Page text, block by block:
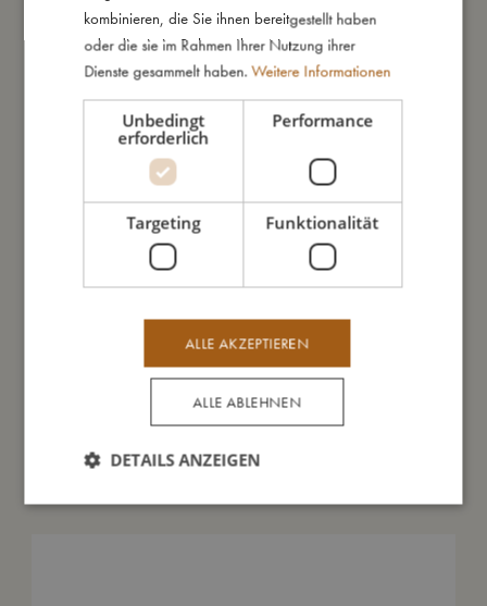
– Hergestellt aus 100 % Neopren
– Empfohlenes Alter: ab 6 Monaten
So groß bin ich
Daraus bin ich gemacht
So kannst Du mich pflegen
Das könnte dir auch gefallen
kombinieren, die Sie ihnen bereitgestellt haben
oder die sie im Rahmen Ihrer Nutzung ihrer
Dienste gesammelt haben. Weitere Informationen
Unbedingt
erforderlich
Performance
Targeting Funktionalität
ALLE AKZEPTIEREN
ALLE ABLEHNEN
DETAILS ANZEIGEN